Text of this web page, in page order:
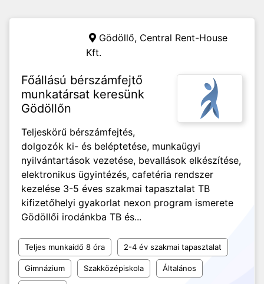
Gödöllő, Central Rent-House
Kft.
Főállású bérszámfejtő
munkatársat keresünk
Gödöllőn
Teljeskörű bérszámfejtés,
dolgozók ki- és beléptetése, munkaügyi
nyilvántartások vezetése, bevallások elkészítése,
elektronikus ügyintézés, cafetéria rendszer
kezelése 3-5 éves szakmai tapasztalat TB
kifizetőhelyi gyakorlat nexon program ismerete
Gödöllői irodánkba TB és...
Teljes munkaidő 8 óra 2-4 év szakmai tapasztalat
Gimnázium Szakközépiskola Általános